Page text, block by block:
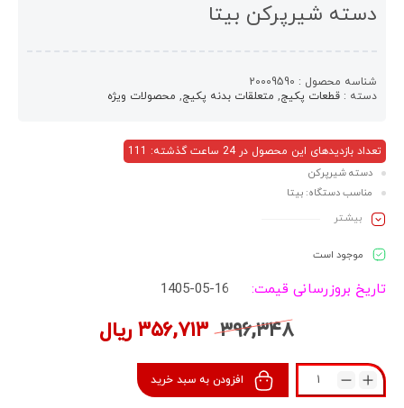
دسته شیرپرکن بیتا
شناسه محصول : 20009590
دسته : قطعات پکیج, متعلقات بدنه پکیج, محصولات ویژه
تعداد بازدیدهای این محصول در 24 ساعت گذشته: 111
دسته شیرپرکن
مناسب دستگاه: بیتا
برند: بوتان
بیشـتر
موجود است
تاریخ بروزرسانی قیمت: 1405-05-16
۳۹۶,۳۴۸ ۳۵۶,۷۱۳ ریال
افزودن به سبد خرید